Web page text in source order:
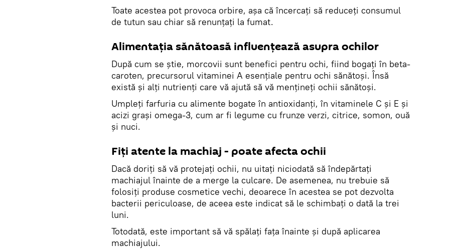
Toate acestea pot provoca orbire, așa că încercați să reduceți consumul
de tutun sau chiar să renunțați la fumat.
Alimentaţia sănătoasă influențează asupra ochilor
După cum se ştie, morcovii sunt benefici pentru ochi, fiind bogaţi în beta-
caroten, precursorul vitaminei A esențiale pentru ochi sănătoși. Însă
există și alți nutrienți care vă ajută să vă menţineţi ochii sănătoși.
Umpleți farfuria cu alimente bogate în antioxidanți, în vitaminele C și E și
acizi grași omega-3, cum ar fi legume cu frunze verzi, citrice, somon, ouă
și nuci.
Fiţi atente la machiaj - poate afecta ochii
Dacă doriți să vă protejați ochii, nu uitați niciodată să îndepărtați
machiajul înainte de a merge la culcare. De asemenea, nu trebuie să
folosiți produse cosmetice vechi, deoarece în acestea se pot dezvolta
bacterii periculoase, de aceea este indicat să le schimbați o dată la trei
luni.
Totodată, este important să vă spălați fața înainte și după aplicarea
machiajului.